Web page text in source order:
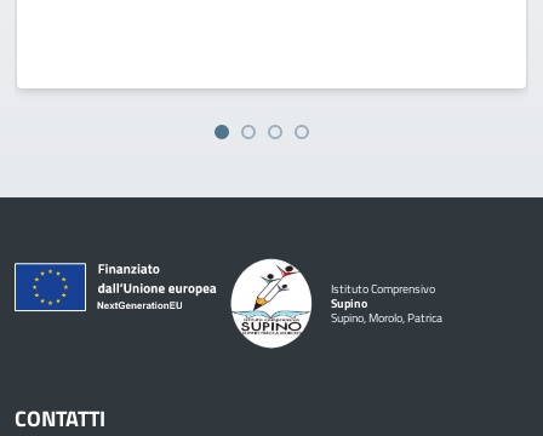
Istituto Comprensivo
Supino
Supino, Morolo, Patrica
CONTATTI